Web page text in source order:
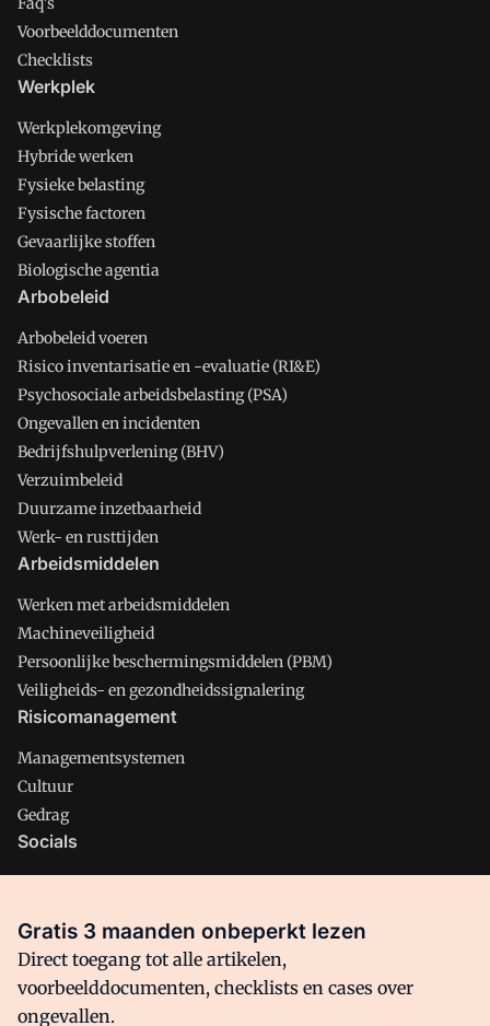
Voorbeelddocumenten
Checklists
Werkplek
Werkplekomgeving
Hybride werken
Fysieke belasting
Fysische factoren
Gevaarlijke stoffen
Biologische agentia
Arbobeleid
Arbobeleid voeren
Risico inventarisatie en -evaluatie (RI&E)
Psychosociale arbeidsbelasting (PSA)
Ongevallen en incidenten
Bedrijfshulpverlening (BHV)
Verzuimbeleid
Duurzame inzetbaarheid
Werk- en rusttijden
Arbeidsmiddelen
Werken met arbeidsmiddelen
Machineveiligheid
Persoonlijke beschermingsmiddelen (PBM)
Veiligheids- en gezondheidssignalering
Risicomanagement
Managementsystemen
Cultuur
Gedrag
Socials
Facebook
Gratis 3 maanden onbeperkt lezen
Direct toegang tot alle artikelen,
voorbeelddocumenten, checklists en cases over
ongevallen.